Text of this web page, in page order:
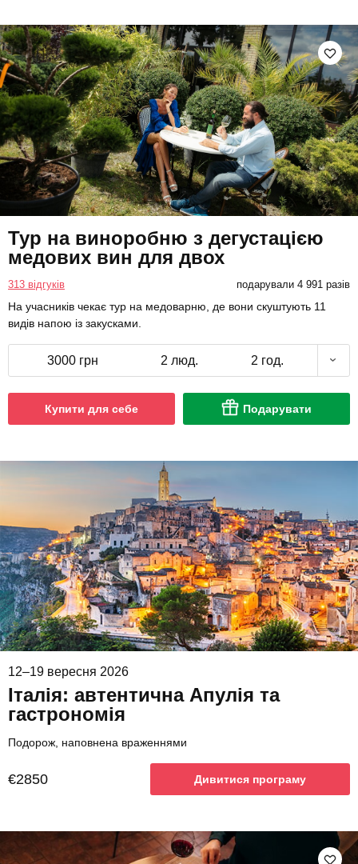
Тур на виноробню з дегустацією
медових вин для двох
313 відгуків подарували 4 991 разів
На учасників чекає тур на медоварню, де вони скуштують 11
видів напою із закусками.
3000 грн 2 люд. 2 год.
Купити для себе Подарувати
12–19 вересня 2026
Італія: автентична Апулія та
гастрономія
Подорож, наповнена враженнями
€2850 Дивитися програму